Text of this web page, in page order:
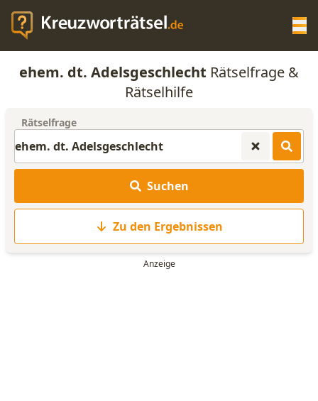
KREUZWORTRÄTSEL-HILFE
ANAGRAMM-GENERATOR
WORTLISTE
ehem. dt. Adelsgeschlecht Rätselfrage &
Rätselhilfe
Rätselfrage
Suchen
Zu den Ergebnissen